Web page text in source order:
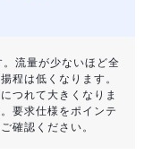
流量が少ないほど全
程は低くなります。
つれて大きくなりま
要求仕様をポインテ
確認ください。